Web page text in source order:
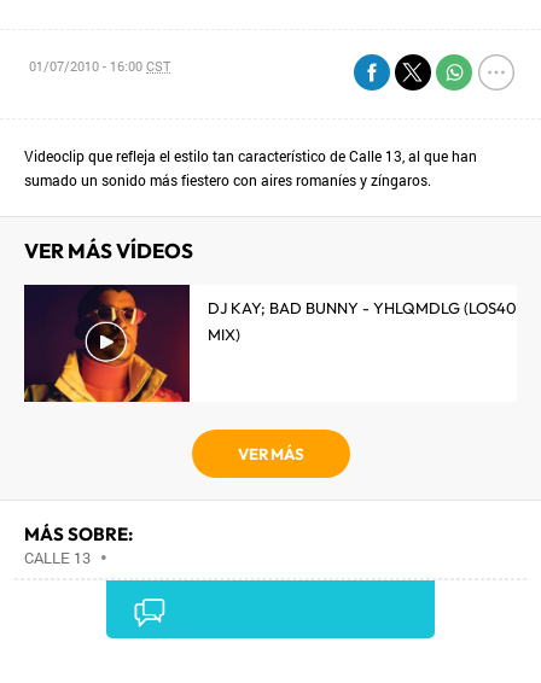
01/07/2010 - 16:00CST
Videoclip que refleja el estilo tan característico de Calle 13, al que han
sumado un sonido más fiestero con aires romaníes y zíngaros.
VER MÁS VÍDEOS
DJ KAY; BAD BUNNY - YHLQMDLG (LOS40
MIX)
VER MÁS
MÁS SOBRE:
CALLE 13 •